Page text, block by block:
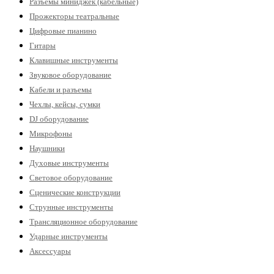
Прожекторы театральные
Цифровые пианино
Гитары
Клавишные инструменты
Звуковое оборудование
Кабели и разъемы
Чехлы, кейсы, сумки
DJ оборудование
Микрофоны
Наушники
Духовые инструменты
Световое оборудование
Сценические конструкции
Струнные инструменты
Трансляционное оборудование
Ударные инструменты
Аксессуары